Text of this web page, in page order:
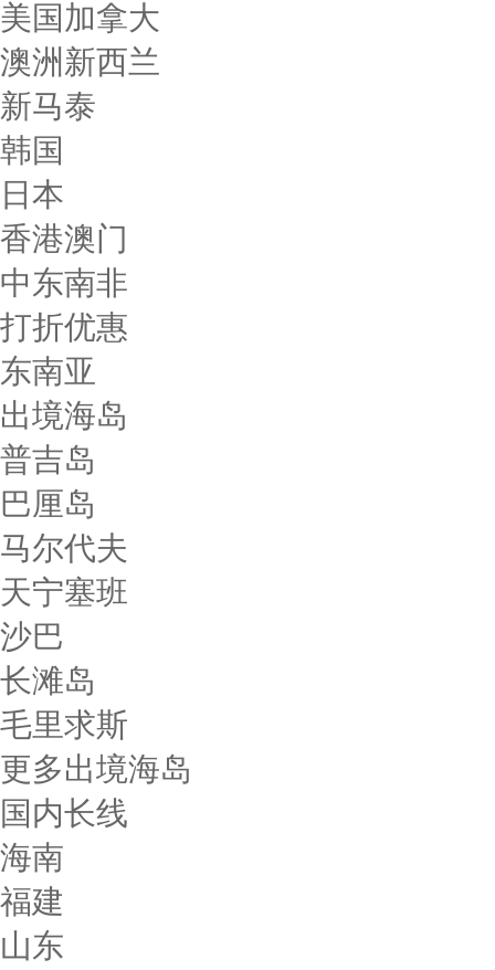
美国加拿大
澳洲新西兰
新马泰
韩国
日本
香港澳门
中东南非
打折优惠
东南亚
出境海岛
普吉岛
巴厘岛
马尔代夫
天宁塞班
沙巴
长滩岛
毛里求斯
更多出境海岛
国内长线
海南
福建
山东